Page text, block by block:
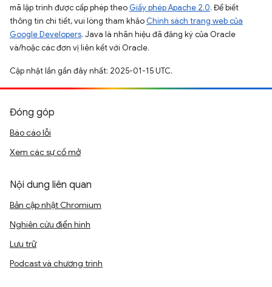
mã lập trình được cấp phép theo Giấy phép Apache 2.0. Để biết
thông tin chi tiết, vui lòng tham khảo Chính sách trang web của
Google Developers. Java là nhãn hiệu đã đăng ký của Oracle
và/hoặc các đơn vị liên kết với Oracle.
Cập nhật lần gần đây nhất: 2025-01-15 UTC.
Đóng góp
Báo cáo lỗi
Xem các sự cố mở
Nội dung liên quan
Bản cập nhật Chromium
Nghiên cứu điển hình
Lưu trữ
Podcast và chương trình